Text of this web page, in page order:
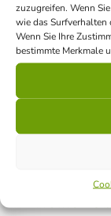
zuzugreifen. Wenn
wie das Surfverhalten
Wenn Sie Ihre
bestimmte Merkmale
Home